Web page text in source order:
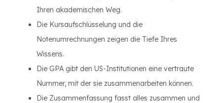
Ihren akademischen Weg.
Die Kursaufschlüsselung und die
Notenumrechnungen zeigen die Tiefe Ihres
Wissens.
Die GPA gibt den US-Institutionen eine vertraute
Nummer, mit der sie zusammenarbeiten können.
Die Zusammenfassung fasst alles zusammen und